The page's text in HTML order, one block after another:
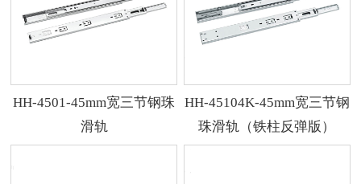
HH-4501-45mm宽三节钢珠
滑轨
HH-45104K-45mm宽三节钢
珠滑轨（铁柱反弹版）